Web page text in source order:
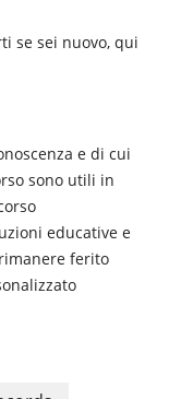
se sei nuovo, qui
e di cui
sono utili in
educative e
ferito